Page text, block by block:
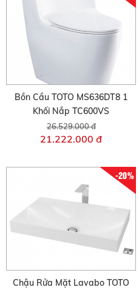
Bồn Cầu TOTO MS636DT8 1
Khối Nắp TC600VS
26.529.000 đ
21.222.000 đ
-20%
Chậu Rửa Mặt Lavabo TOTO